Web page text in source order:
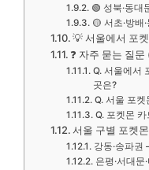
🟢 성북·동대
🟡 서초·방배
💡 서울에서 포
❓ 자주 묻는 질문
Q. 서울에서
곳은?
Q. 서울 포
Q. 포켓몬
서울 구별 포켓
강동·송파권
은평·서대문